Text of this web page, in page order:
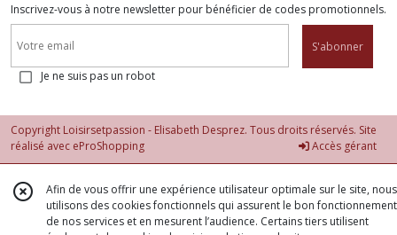
Inscrivez-vous à notre newsletter pour bénéficier de codes promotionnels.
S'abonner
Je ne suis pas un robot
Copyright Loisirsetpassion - Elisabeth Desprez. Tous droits réservés. Site
réalisé avec eProShopping Accès gérant
Afin de vous offrir une expérience utilisateur optimale sur le site, nous
utilisons des cookies fonctionnels qui assurent le bon fonctionnement
de nos services et en mesurent l’audience. Certains tiers utilisent